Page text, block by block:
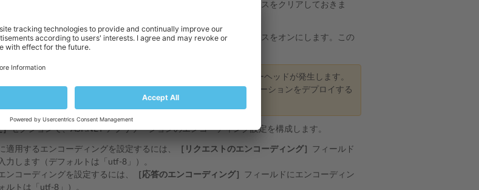
チェックボックスをクリアしておきま
イルを有効にするには、［デバッグをオンにする］チェックボックスをオンにします。この
にエラーがあると、診断メッセージに表示されます。
デバッグモードで実行すると、メモリやパフォーマンスのオーバーヘッドが発生します。
ケーションのテスト時に使用するようにして、本番環境にアプリケーションをデプロイする
勧めします。
］セクションで、ASP.NET アプリケーションのエンコーディング設定を構成します。
適用するエンコーディングを設定するには、 ［リクエストのエンコーディング］ フィールド
力します（デフォルトは「utf-8」）。
ンコーディングを設定するには、
［応答のエンコーディング］ フィールドにエンコーディン
ルトは「utf-8」）。